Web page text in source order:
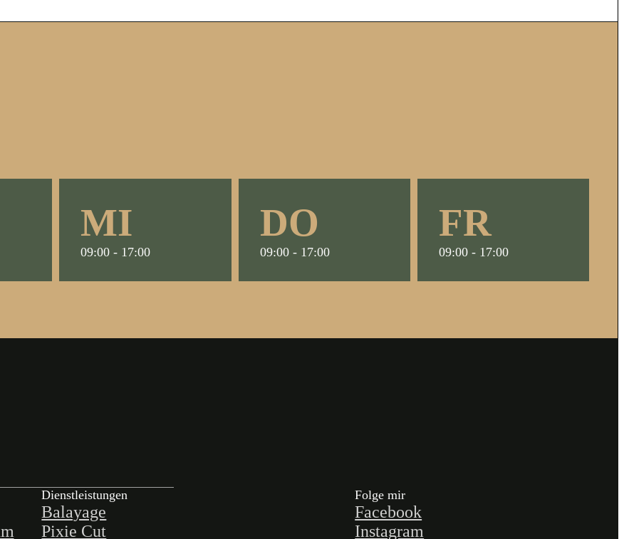
MI
09:00 - 17:00
DO
09:00 - 17:00
FR
09:00 - 17:00
Dienstleistungen
Balayage
Pixie Cut
Folge mir
Facebook
Instagram